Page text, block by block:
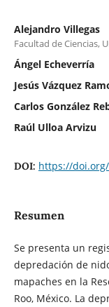
Alejandro Villegas
Facultad de Ciencias,
Ángel Echeverría
Jesús Vázquez
Carlos González
Raúl Ulloa Arvizu
DOI: https://doi.org/
Resumen
Se presenta un
depredación de
mapaches en la
Roo, México. La